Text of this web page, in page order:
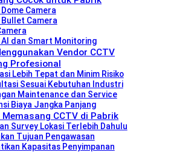
Dome Camera
Bullet Camera
AI dan Smart Monitoring
Vendor CCTV
Profesional
Lebih Tepat dan Minim Risiko
Sesuai Kebutuhan Industri
Maintenance dan Service
Biaya Jangka Panjang
CCTV di Pabrik
Survey Lokasi Terlebih Dahulu
Tujuan Pengawasan
Kapasitas Penyimpanan